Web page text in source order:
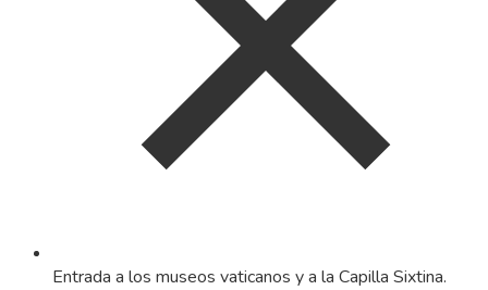
Entrada a los museos vaticanos y a la Capilla Sixtina.